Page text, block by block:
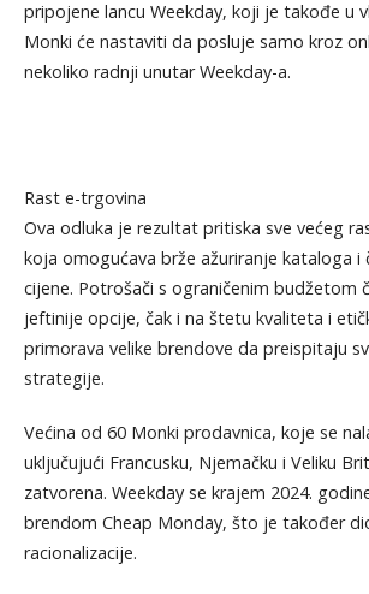
pripojene lancu Weekday, koji je takođe u
Monki će nastaviti da posluje samo kroz
nekoliko radnji unutar Weekday-a.
Rast e-trgovina
Ova odluka je rezultat pritiska sve većeg
koja omogućava brže ažuriranje kataloga i
cijene. Potrošači s ograničenim budžetom
jeftinije opcije, čak i na štetu kvaliteta i
primorava velike brendove da preispitaju
strategije.
Većina od 60 Monki prodavnica, koje se
uključujući Francusku, Njemačku i Veliku
zatvorena. Weekday se krajem 2024.
brendom Cheap Monday, što je također
racionalizacije.